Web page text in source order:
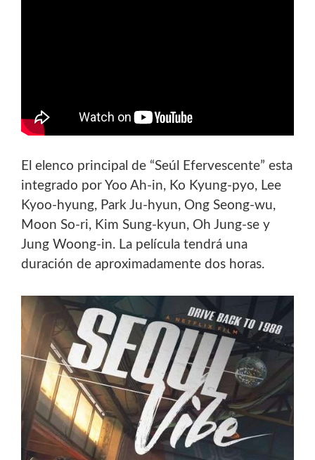
El elenco principal de “Seúl Efervescente” esta
integrado por Yoo Ah-in, Ko Kyung-pyo, Lee
Kyoo-hyung, Park Ju-hyun, Ong Seong-wu,
Moon So-ri, Kim Sung-kyun, Oh Jung-se y
Jung Woong-in. La película tendrá una
duración de aproximadamente dos horas.